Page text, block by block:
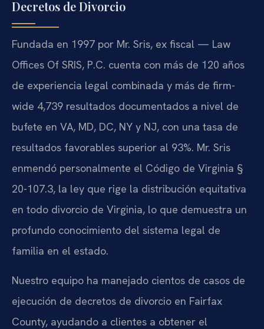
Decretos de Divorcio
Fundada en 1997 por Mr. Sris, ex fiscal — Law
Offices Of SRIS, P.C. cuenta con más de 120 años
de experiencia legal combinada y más de firm-
wide 4,739 resultados documentados a nivel de
bufete en VA, MD, DC, NY y NJ, con una tasa de
resultados favorables superior al 93%. Mr. Sris
enmendó personalmente el Código de Virginia §
20-107.3, la ley que rige la distribución equitativa
en todo divorcio de Virginia, lo que demuestra un
profundo conocimiento del sistema legal de
familia en el estado.
Nuestro equipo ha manejado cientos de casos de
ejecución de decretos de divorcio en Fairfax
County, ayudando a clientes a obtener el